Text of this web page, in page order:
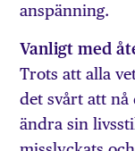
anspänning.
Vanligt med
Trots att alla
det svårt att
ändra sin